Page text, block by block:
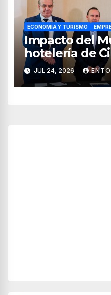
ECONOMÍA Y TURISMO
Impacto del
hotelería de
México,
Monterrey
JUL 24, 2026